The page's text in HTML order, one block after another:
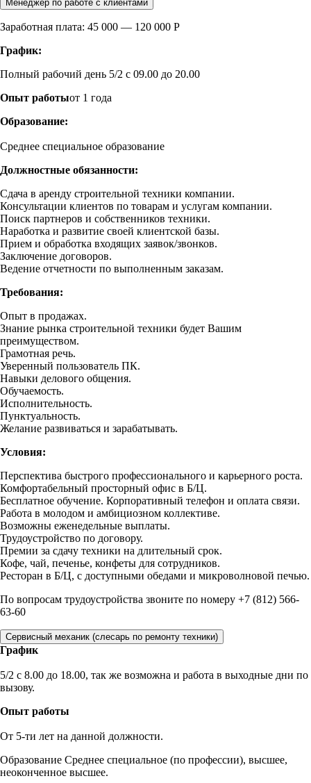
Менеджер по работе с клиентами
Заработная плата: 45 000 — 120 000 Р
График:
Полный рабочий день 5/2 с 09.00 до 20.00
Опыт работыот 1 года
Образование:
Среднее специальное образование
Должностные обязанности:
Сдача в аренду строительной техники компании.
Консультации клиентов по товарам и услугам компании.
Поиск партнеров и собственников техники.
Наработка и развитие своей клиентской базы.
Прием и обработка входящих заявок/звонков.
Заключение договоров.
Ведение отчетности по выполненным заказам.
Требования:
Опыт в продажах.
Знание рынка строительной техники будет Вашим
преимуществом.
Грамотная речь.
Уверенный пользователь ПК.
Навыки делового общения.
Обучаемость.
Исполнительность.
Пунктуальность.
Желание развиваться и зарабатывать.
Условия:
Перспектива быстрого профессионального и карьерного роста.
Комфортабельный просторный офис в Б/Ц.
Бесплатное обучение. Корпоративный телефон и оплата связи.
Работа в молодом и амбициозном коллективе.
Возможны еженедельные выплаты.
Трудоустройство по договору.
Премии за сдачу техники на длительный срок.
Кофе, чай, печенье, конфеты для сотрудников.
Ресторан в Б/Ц, с доступными обедами и микроволновой печью.
По вопросам трудоустройства звоните по номеру +7 (812) 566-
63-60
Сервисный механик (слесарь по ремонту техники)
График
5/2 c 8.00 до 18.00, так же возможна и работа в выходные дни по
вызову.
Опыт работы
От 5-ти лет на данной должности.
Образование Среднее специальное (по профессии), высшее,
неоконченное высшее.